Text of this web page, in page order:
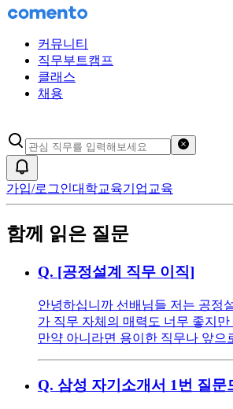
커뮤니티
직무부트캠프
클래스
채용
가입/로그인대학교육기업교육
함께 읽은 질문
Q. [공정설계 직무 이직]
안녕하십니까 선배님들 저는 공정
가 직무 자체의 매력도 너무 좋지
만약 아니라면 용이한 직무나 앞
Q. 삼성 자기소개서 1번 질문